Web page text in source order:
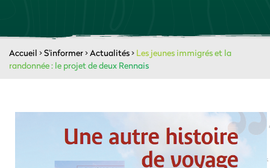
Accueil >S'informer>Actualités> Les jeunes immigrés et la
randonnée : le projet de deux Rennais